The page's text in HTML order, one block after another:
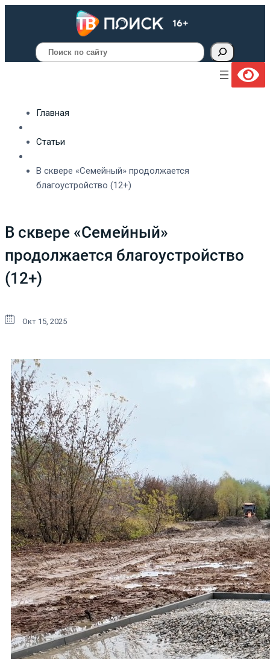
Поиск
Главная
Статьи
В сквере «Семейный» продолжается
благоустройство (12+)
В сквере «Семейный»
продолжается благоустройство
(12+)
Окт 15, 2025